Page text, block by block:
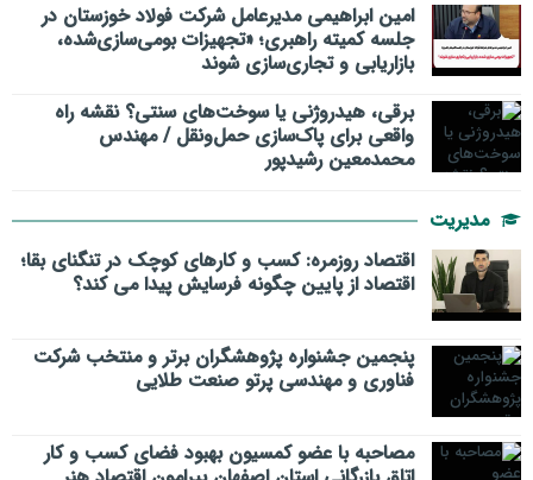
امین ابراهیمی مدیرعامل شرکت فولاد خوزستان در
جلسه کمیته راهبری؛ «تجهیزات بومی‌سازی‌شده،
بازاریابی و تجاری‌سازی شوند
برقی، هیدروژنی یا سوخت‌های سنتی؟ نقشه راه
واقعی برای پاک‌سازی حمل‌ونقل / مهندس
محمدمعین رشیدپور
مدیریت
اقتصاد روزمره: کسب‌ و کارهای کوچک در تنگنای بقا؛
اقتصاد از پایین چگونه فرسایش پیدا می کند؟
پنجمین جشنواره پژوهشگران برتر و منتخب شرکت
فناوری و مهندسی پرتو صنعت طلایی
مصاحبه با عضو کمسیون بهبود فضای کسب و کار